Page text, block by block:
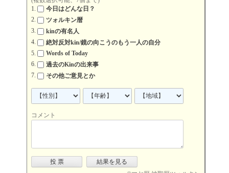
今日はどんな日？
ツォルキン暦
kinの有名人
絶対反対kin/鏡の向こうのもう一人の自分
Words of Today
過去のKinの出来事
その他ご意見とか
コメント